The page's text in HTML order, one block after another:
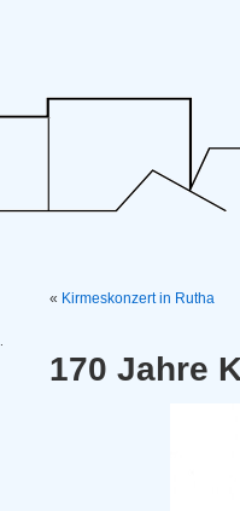
« Kirmeskonzert in Rutha
170 Jahre